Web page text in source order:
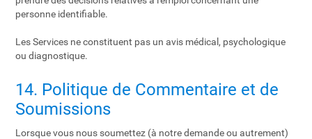
personne identifiable.
Les Services ne constituent pas un avis médical, psychologique
ou diagnostique.
14. Politique de Commentaire et de
Soumissions
Lorsque vous nous soumettez (à notre demande ou autrement)